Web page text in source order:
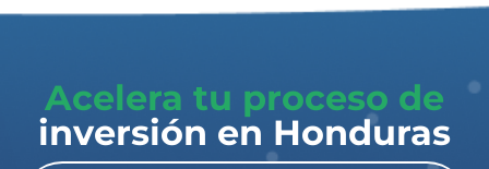
Acelera tu proceso de
inversión en Honduras​